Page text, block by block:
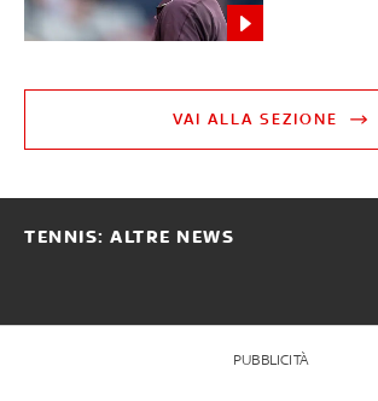
VAI ALLA SEZIONE
TENNIS: ALTRE NEWS
PUBBLICITÀ